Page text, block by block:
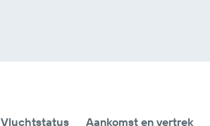
Vluchtstatus Aankomst en vertrek